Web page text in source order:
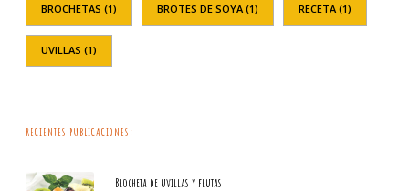
BROCHETAS (1) BROTES DE SOYA (1) RECETA (1)
UVILLAS (1)
RECIENTES PUBLICACIONES:
Brocheta de uvillas y frutas